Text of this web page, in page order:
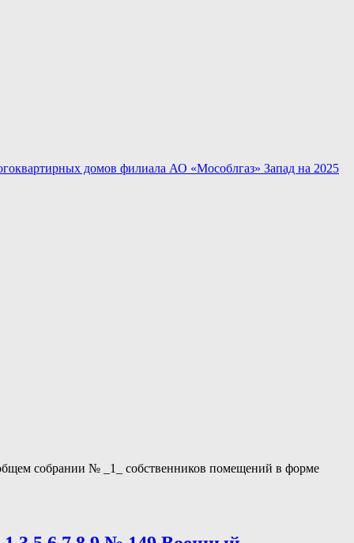
домов филиала АО «Мособлгаз» Запад на 2025
собрании № _1_ собственников помещений в форме